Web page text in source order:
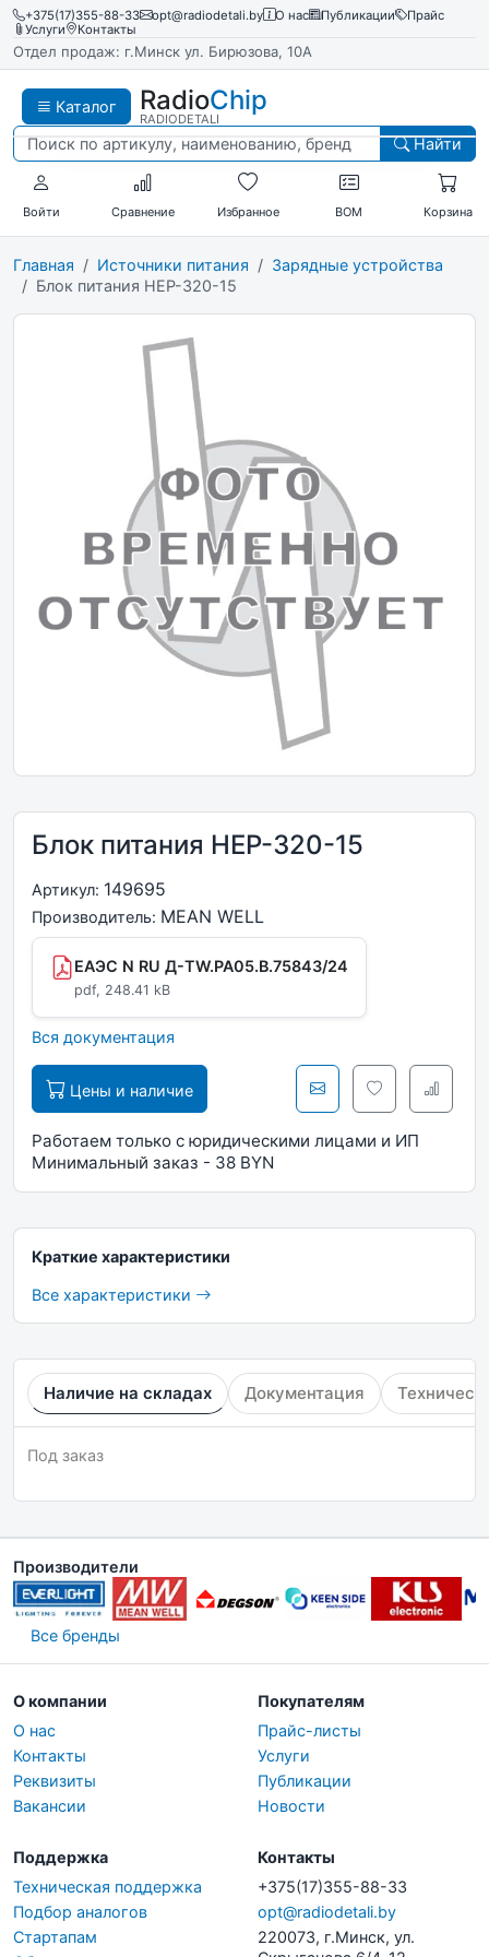
+375(17)355-88-33 opt@radiodetali.by О нас Публикации
Прайс
Услуги
Контакты
Отдел продаж: г.Минск ул. Бирюзова, 10А
Каталог RadioChip
RADIODETALI
Найти
Войти Сравнение Избранное BOM Корзина
Главная Источники питания
Зарядные устройства
Блок питания HEP-320-15
Блок питания HEP-320-15
Артикул: 149695
Производитель: MEAN WELL
ЕАЭС N RU Д-TW.РА05.В.75843/24
pdf, 248.41 kB
Вся документация
Цены и наличие
Работаем только с юридическими лицами и ИП
Минимальный заказ - 38 BYN
Краткие характеристики
Все характеристики
Наличие на складах Документация
Под заказ
Производители
Все бренды
О компании
О нас
Контакты
Реквизиты
Вакансии
Покупателям
Прайс-листы
Услуги
Публикации
Новости
Поддержка
Техническая поддержка
Подбор аналогов
Стартапам
Контакты
+375(17)355-88-33
opt@radiodetali.by
220073, г.Минск, ул.